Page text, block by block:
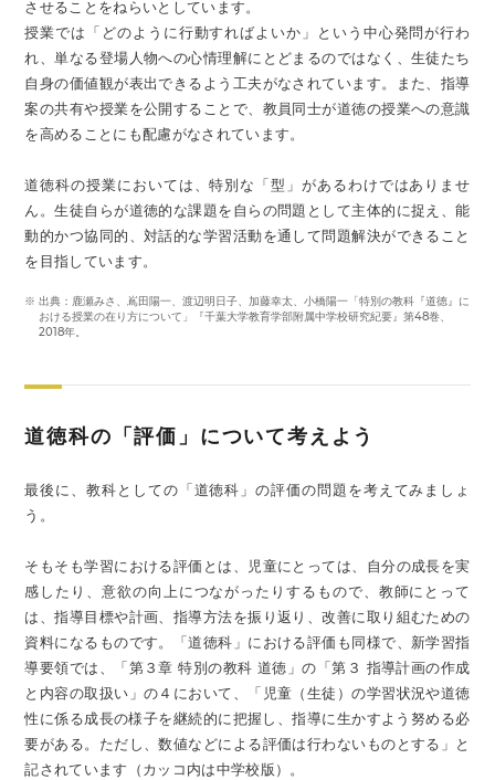
させることをねらいとしています。
授業では「どのように行動すればよいか」という中心発問が行わ
れ、単なる登場人物への心情理解にとどまるのではなく、生徒たち
自身の価値観が表出できるよう工夫がなされています。また、指導
案の共有や授業を公開することで、教員同士が道徳の授業への意識
を高めることにも配慮がなされています。
道徳科の授業においては、特別な「型」があるわけではありませ
ん。生徒自らが道徳的な課題を自らの問題として主体的に捉え、能
動的かつ協同的、対話的な学習活動を通して問題解決ができること
を目指しています。
※ 出典：鹿瀬みさ、嶌田陽一、渡辺明日子、加藤幸太、小橋陽一「特別の教科『道徳』に
おける授業の在り方について」『千葉大学教育学部附属中学校研究紀要』第48巻、
2018年。
道徳科の「評価」について考えよう
最後に、教科としての「道徳科」の評価の問題を考えてみましょ
う。
そもそも学習における評価とは、児童にとっては、自分の成長を実
感したり、意欲の向上につながったりするもので、教師にとって
は、指導目標や計画、指導方法を振り返り、改善に取り組むための
資料になるものです。「道徳科」における評価も同様で、新学習指
導要領では、「第３章 特別の教科 道徳」の「第３ 指導計画の作成
と内容の取扱い」の４において、「児童（生徒）の学習状況や道徳
性に係る成長の様子を継続的に把握し、指導に生かすよう努める必
要がある。ただし、数値などによる評価は行わないものとする」と
記されています（カッコ内は中学校版）。